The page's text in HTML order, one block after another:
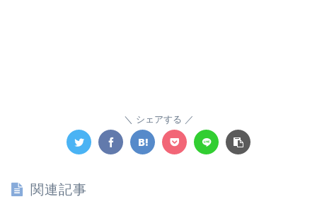
シェアする
関連記事